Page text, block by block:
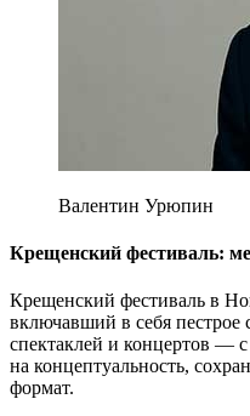
Валентин Урюпин
Крещенский фестиваль:
Крещенский фестиваль в
включавший в себя пестрое
спектаклей и концертов —
на концептуальность,
формат.